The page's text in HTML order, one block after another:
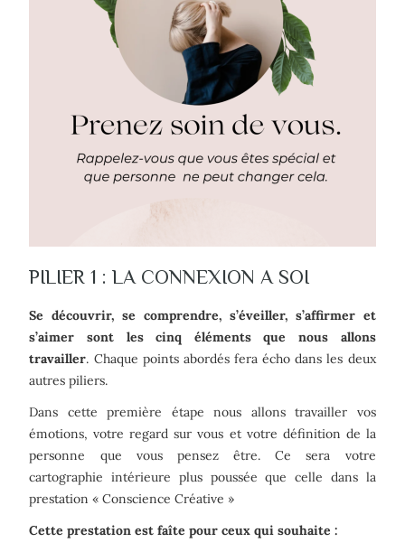
PILIER 1 : LA CONNEXION A SOI
Se découvrir, se comprendre, s’éveiller, s’affirmer et
s’aimer sont les cinq éléments que nous allons
travailler. Chaque points abordés fera écho dans les deux
autres piliers.
Dans cette première étape nous allons travailler vos
émotions, votre regard sur vous et votre définition de la
personne que vous pensez être. Ce sera votre
cartographie intérieure plus poussée que celle dans la
prestation « Conscience Créative »
Cette prestation est faîte pour ceux qui souhaite :